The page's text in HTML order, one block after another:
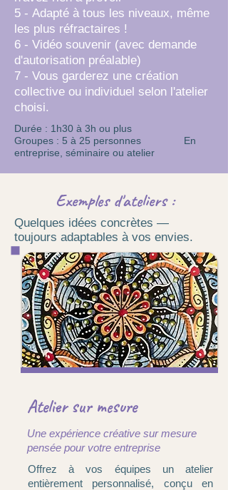
5 - Adapté à tous les niveaux, même
les plus réfractaires !
6 - Vidéo souvenir (avec demande
d'autorisation préalable)
7 - Vous garderez une création
collective ou individuel selon l'atelier
choisi.
Durée : 1h30 à 3h ou plus
Groupes : 5 à 25 personnes En
entreprise, séminaire ou atelier
Exemples d'ateliers :
Quelques idées concrètes —
toujours adaptables à vos envies.
Atelier sur mesure
Une expérience créative sur mesure
pensée pour votre entreprise
Offrez à vos équipes un atelier
entièrement personnalisé, conçu en